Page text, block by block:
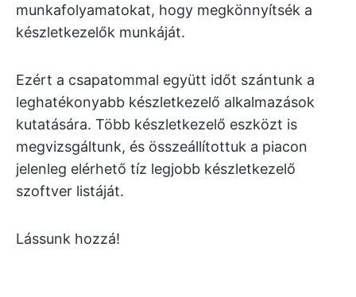
munkafolyamatokat, hogy megkönnyítsék a
készletkezelők munkáját.
Ezért a csapatommal együtt időt szántunk a
leghatékonyabb készletkezelő alkalmazások
kutatására. Több készletkezelő eszközt is
megvizsgáltunk, és összeállítottuk a piacon
jelenleg elérhető tíz legjobb készletkezelő
szoftver listáját.
Lássunk hozzá!